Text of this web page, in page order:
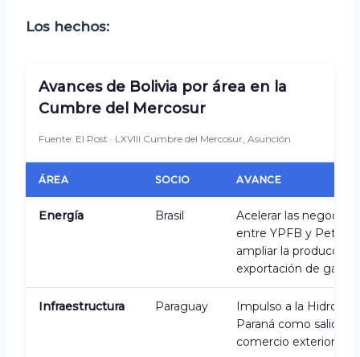
Los hechos:
Avances de Bolivia por área en la
Cumbre del Mercosur
Fuente: El Post · LXVIII Cumbre del Mercosur, Asunción
ÁREA SOCIO AVANCE
Energía Brasil
Acelerar las
entre YPFB y
ampliar la producción
exportación de gas.
Infraestructura Paraguay
Impulso a la Hidrovía
Paraná como salida
comercio exterior